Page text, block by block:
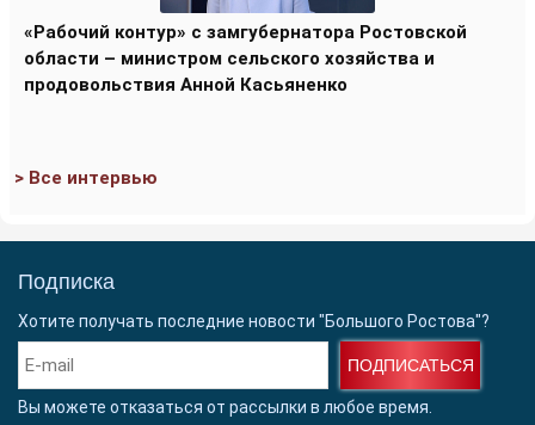
«Рабочий контур» с замгубернатора Ростовской
области – министром сельского хозяйства и
продовольствия Анной Касьяненко
> Все интервью
Подписка
Хотите получать последние новости "Большого Ростова"?
ПОДПИСАТЬСЯ
Вы можете отказаться от рассылки в любое время.